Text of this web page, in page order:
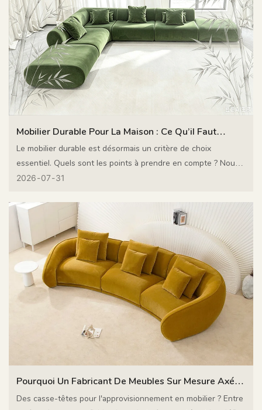
Mobilier Durable Pour La Maison : Ce Qu’il Faut
Privilégier En 2026
Le mobilier durable est désormais un critère de choix
essentiel. Quels sont les points à prendre en compte ? Nous
explorons trois aspects clés et comment un partenaire
2026 07 31
Pourquoi Un Fabricant De Meubles Sur Mesure Axé
Sur Le Design Est Votre Meilleur Partenaire
Des casse-têtes pour l'approvisionnement en mobilier ? Entre